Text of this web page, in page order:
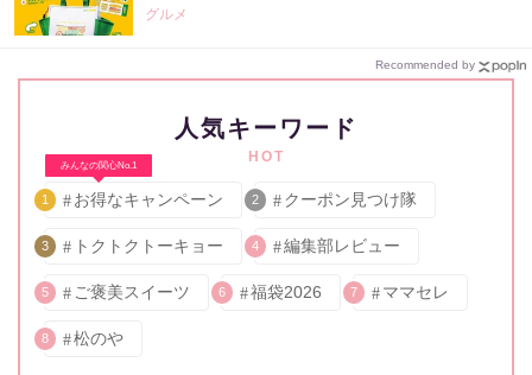
グルメ
Recommended by
人気キーワード
HOT
みんなの関心No.1
1 お得なキャンペーン 2 クーポン見つけ隊
3 トクトクトーキョー 4 編集部レビュー
5 ご褒美スイーツ 6 福袋2026 7 ママセレ
8 松のや